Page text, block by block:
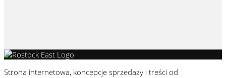
Strona internetowa, koncepcje sprzedaży i treści od